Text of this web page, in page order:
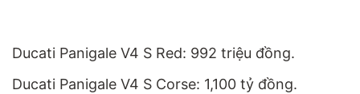
Ducati Panigale V4 S Red: 992 triệu đồng.
Ducati Panigale V4 S Corse: 1,100 tỷ đồng.